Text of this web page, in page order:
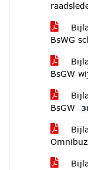
BsWG
BsGW
BsGW